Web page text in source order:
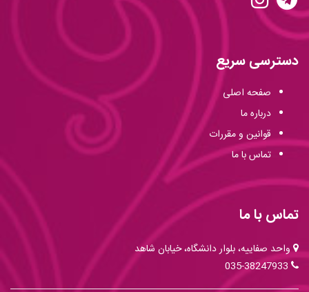
دسترسی سریع
صفحه اصلی
درباره ما
قوانین و مقررات
تماس با ما
تماس با ما
واحد صفاییه، بلوار دانشگاه، خیابان شاهد